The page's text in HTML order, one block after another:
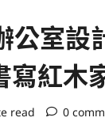
公室
寫紅木
read 0